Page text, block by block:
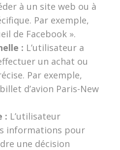
à un site web ou à
Par exemple,
de Facebook ».
: L’utilisateur a
un achat ou
Par exemple,
d’avion Paris-New
: L’utilisateur
informations pour
une décision